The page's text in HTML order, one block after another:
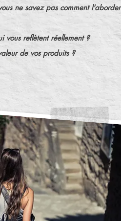
ne savez pas comment l'aborder
vous reflètent réellement ?
de vos produits ?